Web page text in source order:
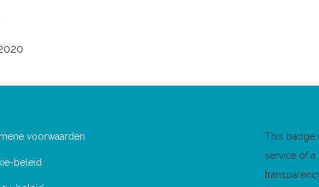
voorwaarden
beleid
This badge
service of a